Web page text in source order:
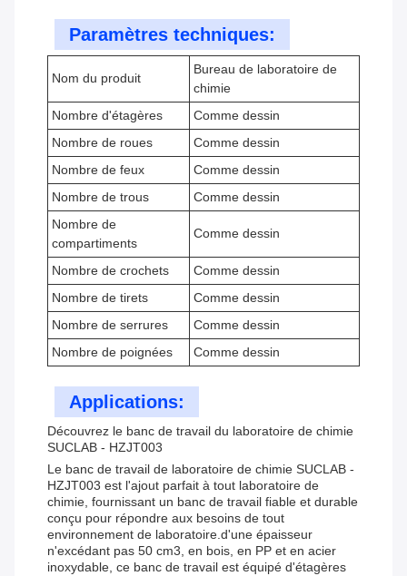
Paramètres techniques:
Nom du produit
Bureau de laboratoire de
chimie
Nombre d'étagères
Comme dessin
Nombre de roues
Comme dessin
Nombre de feux
Comme dessin
Nombre de trous
Comme dessin
Nombre de
compartiments
Comme dessin
Nombre de crochets
Comme dessin
Nombre de tirets
Comme dessin
Nombre de serrures
Comme dessin
Nombre de poignées
Comme dessin
Applications:
Découvrez le banc de travail du laboratoire de chimie
SUCLAB - HZJT003
Le banc de travail de laboratoire de chimie SUCLAB -
HZJT003 est l'ajout parfait à tout laboratoire de
chimie, fournissant un banc de travail fiable et durable
conçu pour répondre aux besoins de tout
environnement de laboratoire.d'une épaisseur
n'excédant pas 50 cm3, en bois, en PP et en acier
inoxydable, ce banc de travail est équipé d'étagères